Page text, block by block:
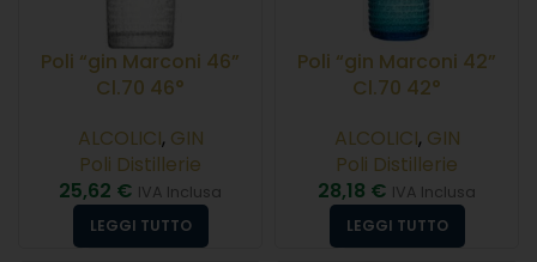
Poli “gin Marconi 46”
Cl.70 46°
ALCOLICI, GIN
Poli Distillerie
25,62 € IVA Inclusa
LEGGI TUTTO
Poli “gin Marconi 42”
Cl.70 42°
ALCOLICI, GIN
Poli Distillerie
28,18 € IVA Inclusa
LEGGI TUTTO